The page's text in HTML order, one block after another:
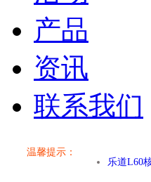
产品
资讯
联系我们
温馨提示：
小米SU7
第二代